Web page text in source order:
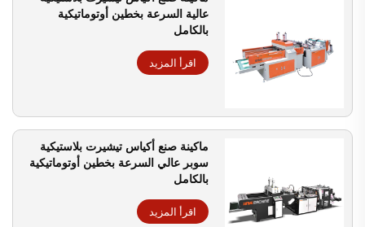
عالية السرعة بخطين أوتوماتيكية
بالكامل
اقرأ المزيد
ماكينة صنع أكياس تيشيرت بلاستيكية
سوبر عالي السرعة بخطين أوتوماتيكية
بالكامل
اقرأ المزيد